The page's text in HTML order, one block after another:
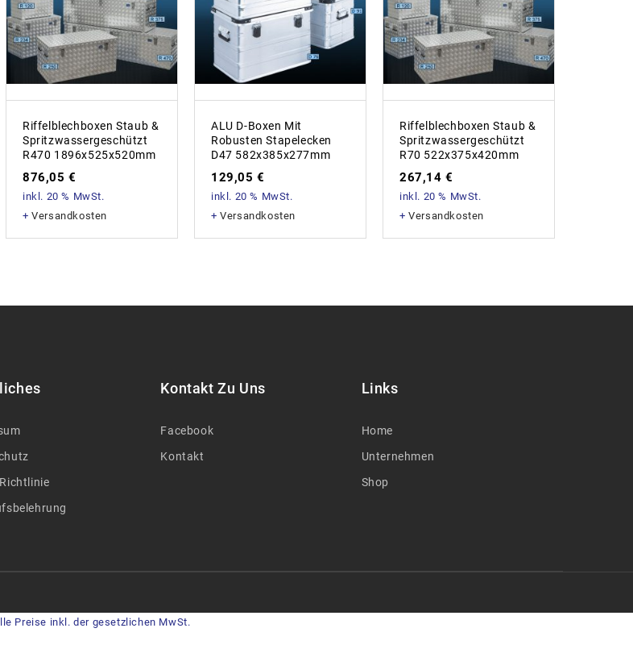
Riffelblechboxen Staub &
Spritzwassergeschützt
R470 1896x525x520mm
876,05€
inkl. 20 % MwSt.
+Versandkosten
ALU D-Boxen Mit
Robusten Stapelecken
D47 582x385x277mm
129,05€
inkl. 20 % MwSt.
+Versandkosten
Riffelblechboxen Staub &
Spritzwassergeschützt
R70 522x375x420mm
267,14€
inkl. 20 % MwSt.
+Versandkosten
Kontakt Zu Uns
Facebook
Kontakt
Links
Home
Unternehmen
Shop
Preise inkl. der gesetzlichen MwSt.